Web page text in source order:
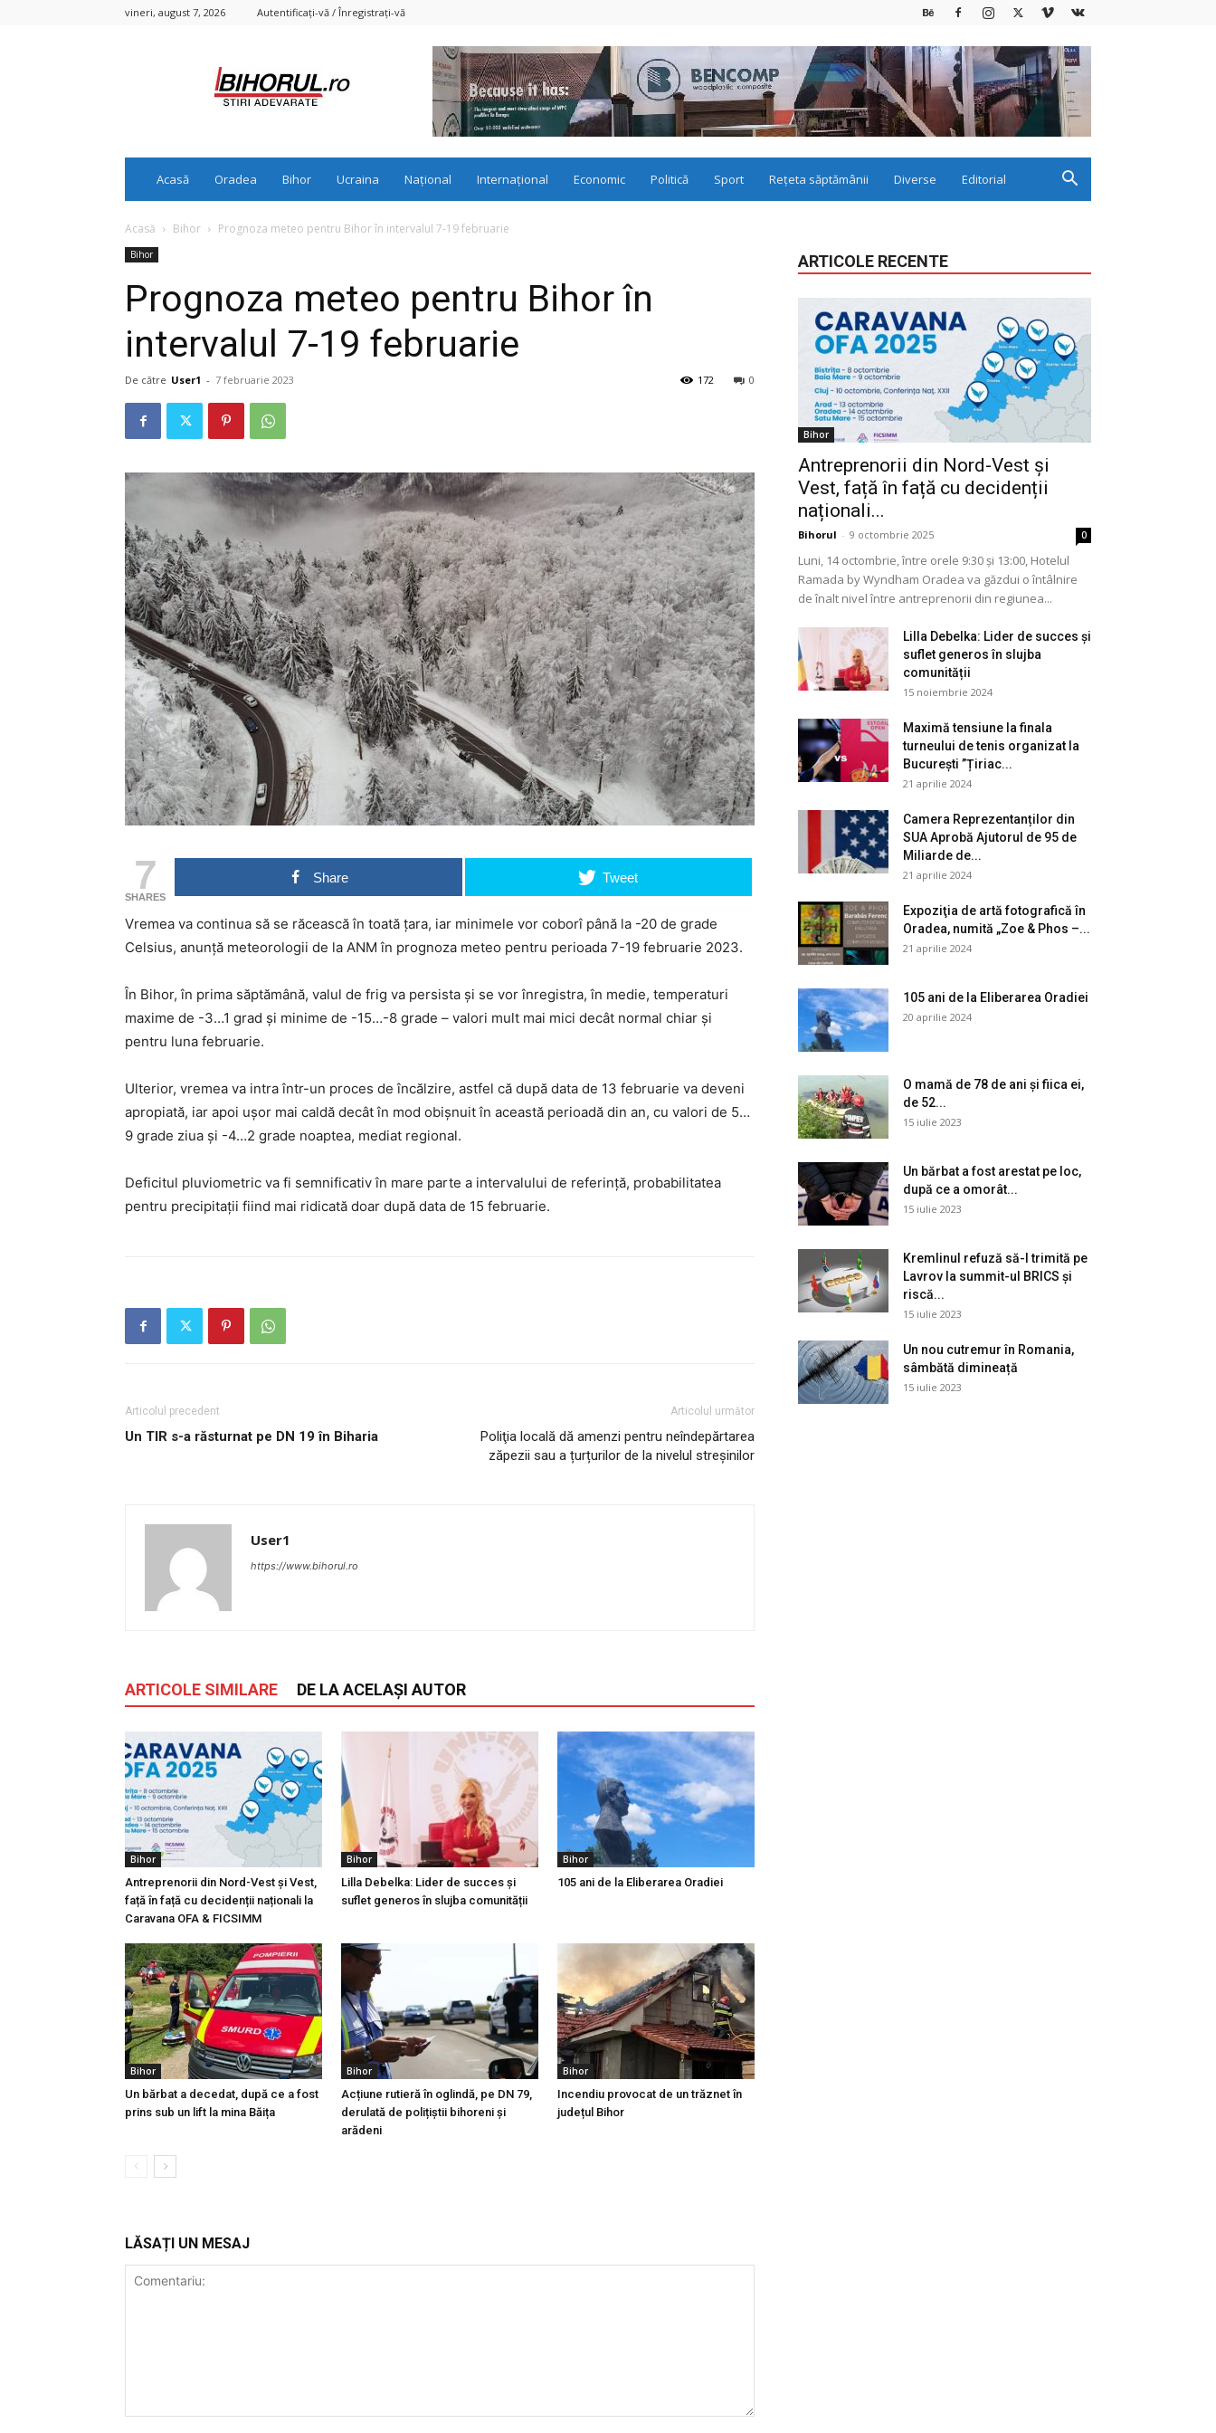
vineri, august 7, 2026 Autentificați-vă / Înregistrați-vă
Acasă Oradea Bihor Ucraina Național Internațional Economic Politică Sport Rețeta săptămânii Diverse Editorial
Acasă Bihor Prognoza meteo pentru Bihor în intervalul 7-19 februarie
Bihor
Prognoza meteo pentru Bihor în
intervalul 7-19 februarie
De către User1 - 7 februarie 2023 0
172
7
SHARES
Share Tweet
Vremea va continua să se răcească în toată țara, iar minimele vor coborî până la -20 de grade
Celsius, anunță meteorologii de la ANM în prognoza meteo pentru perioada 7-19 februarie 2023.
În Bihor, în prima săptămână, valul de frig va persista și se vor înregistra, în medie, temperaturi
maxime de -3…1 grad și minime de -15…-8 grade – valori mult mai mici decât normal chiar și
pentru luna februarie.
Ulterior, vremea va intra într-un proces de încălzire, astfel că după data de 13 februarie va deveni
apropiată, iar apoi ușor mai caldă decât în mod obișnuit în această perioadă din an, cu valori de 5…
9 grade ziua și -4…2 grade noaptea, mediat regional.
Deficitul pluviometric va fi semnificativ în mare parte a intervalului de referință, probabilitatea
pentru precipitații fiind mai ridicată doar după data de 15 februarie.
Articolul precedent
Un TIR s-a răsturnat pe DN 19 în Biharia
Articolul următor
Poliţia locală dă amenzi pentru neîndepărtarea
zăpezii sau a țurțurilor de la nivelul streșinilor
User1
https://www.bihorul.ro
ARTICOLE SIMILARE DE LA ACELAȘI AUTOR
Bihor
Antreprenorii din Nord-Vest și Vest,
față în față cu decidenții naționali la
Caravana OFA & FICSIMM
Bihor
Lilla Debelka: Lider de succes și
suflet generos în slujba comunității
Bihor
105 ani de la Eliberarea Oradiei
Bihor
Un bărbat a decedat, după ce a fost
prins sub un lift la mina Băița
Bihor
Acțiune rutieră în oglindă, pe DN 79,
derulată de polițiștii bihoreni și
arădeni
Bihor
Incendiu provocat de un trăznet în
județul Bihor
LĂSAȚI UN MESAJ
ARTICOLE RECENTE
Bihor
Antreprenorii din Nord-Vest și
Vest, față în față cu decidenții
naționali...
Bihorul - 9 octombrie 2025 0
Luni, 14 octombrie, între orele 9:30 și 13:00, Hotelul
Ramada by Wyndham Oradea va găzdui o întâlnire
de înalt nivel între antreprenorii din regiunea...
Lilla Debelka: Lider de succes și
suflet generos în slujba
comunității
15 noiembrie 2024
Maximă tensiune la finala
turneului de tenis organizat la
București ”Țiriac...
21 aprilie 2024
Camera Reprezentanților din
SUA Aprobă Ajutorul de 95 de
Miliarde de...
21 aprilie 2024
Expoziţia de artă fotografică în
Oradea, numită „Zoe & Phos –...
21 aprilie 2024
105 ani de la Eliberarea Oradiei
20 aprilie 2024
O mamă de 78 de ani și fiica ei,
de 52...
15 iulie 2023
Un bărbat a fost arestat pe loc,
după ce a omorât...
15 iulie 2023
Kremlinul refuză să-l trimită pe
Lavrov la summit-ul BRICS și
riscă...
15 iulie 2023
Un nou cutremur în Romania,
sâmbătă dimineață
15 iulie 2023